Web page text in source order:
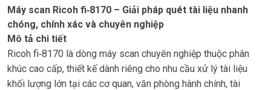
Máy scan Ricoh fi‑8170 – Giải pháp quét tài liệu nhanh
chóng, chính xác và chuyên nghiệp
Mô tả chi tiết
Ricoh fi‑8170 là dòng máy scan chuyên nghiệp thuộc phân
khúc cao cấp, thiết kế dành riêng cho nhu cầu xử lý tài liệu
khối lượng lớn tại các cơ quan, văn phòng hành chính, tài